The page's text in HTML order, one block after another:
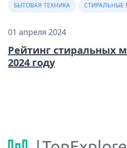
БЫТОВАЯ ТЕХНИКА
01 апреля 2024
Рейтинг стиральных
2024 году